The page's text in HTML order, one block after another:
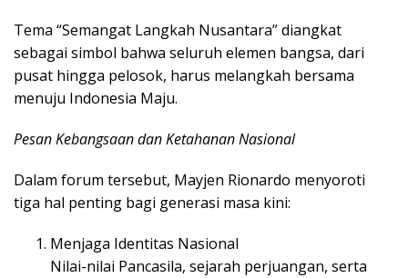
Tema “Semangat Langkah Nusantara” diangkat
sebagai simbol bahwa seluruh elemen bangsa, dari
pusat hingga pelosok, harus melangkah bersama
menuju Indonesia Maju.
Pesan Kebangsaan dan Ketahanan Nasional
Dalam forum tersebut, Mayjen Rionardo menyoroti
tiga hal penting bagi generasi masa kini:
Menjaga Identitas Nasional
Nilai-nilai Pancasila, sejarah perjuangan, serta